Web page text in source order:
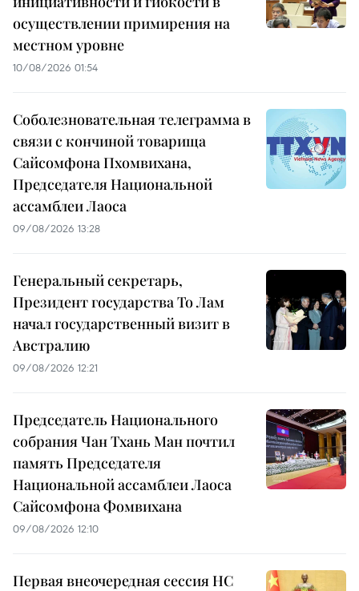
осуществлении примирения на
местном уровне
10/08/2026 01:54
Соболезновательная телеграмма в
связи с кончиной товарища
Сайсомфона Пхомвихана,
Председателя Национальной
ассамблеи Лаоса
09/08/2026 13:28
Генеральный секретарь,
Президент государства То Лам
начал государственный визит в
Австралию
09/08/2026 12:21
Председатель Национального
собрания Чан Тхань Ман почтил
память Председателя
Национальной ассамблеи Лаоса
Сайсомфона Фомвихана
09/08/2026 12:10
Первая внеочередная сессия НС